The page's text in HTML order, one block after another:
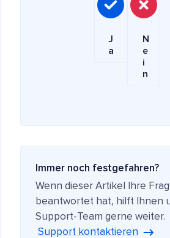
J
a
N
e
i
n
Immer noch festgefahren?
Wenn dieser Artikel Ihre
beantwortet hat, hilft Ihnen
Support-Team gerne weiter.
Support kontaktieren